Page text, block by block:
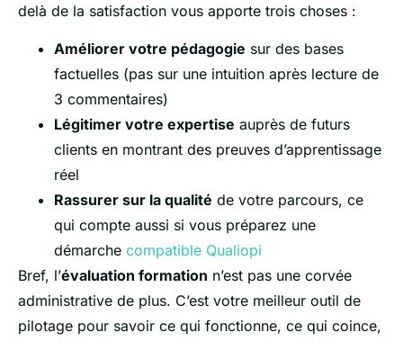
delà de la satisfaction vous apporte trois choses :
Améliorer votre pédagogie sur des bases
factuelles (pas sur une intuition après lecture de
3 commentaires)
Légitimer votre expertise auprès de futurs
clients en montrant des preuves d’apprentissage
réel
Rassurer sur la qualité de votre parcours, ce
qui compte aussi si vous préparez une
démarche compatible Qualiopi
Bref, l’évaluation formation n’est pas une corvée
administrative de plus. C’est votre meilleur outil de
pilotage pour savoir ce qui fonctionne, ce qui coince,